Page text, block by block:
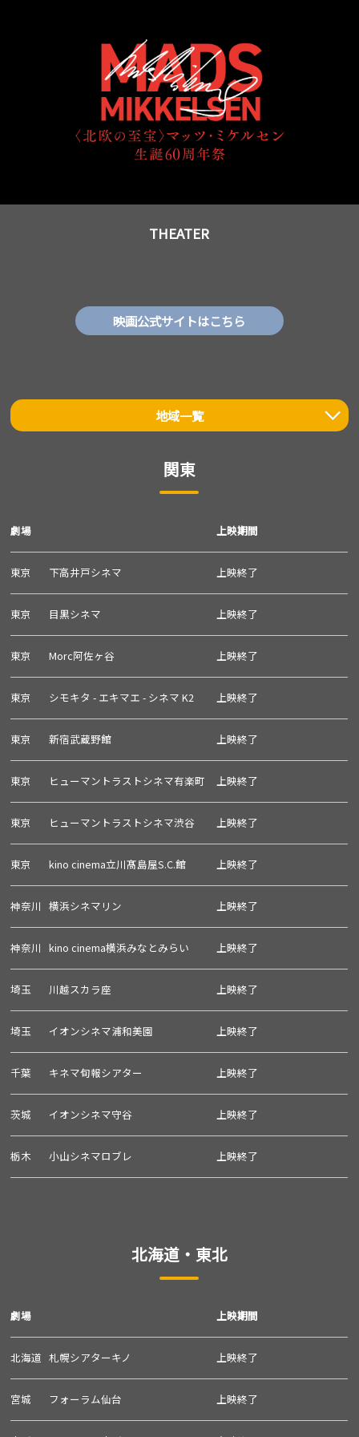
THEATER
映画公式サイトはこちら
地域一覧
北海道・東北
九州・沖縄
関東
劇場 上映期間
東京 下高井戸シネマ 上映終了
東京 目黒シネマ 上映終了
東京 Morc阿佐ヶ谷 上映終了
東京 シモキタ - エキマエ - シネマ K2 上映終了
東京 新宿武蔵野館 上映終了
東京 ヒューマントラストシネマ有楽町 上映終了
東京 ヒューマントラストシネマ渋谷 上映終了
東京 kino cinema立川髙島屋S.C.館 上映終了
神奈川 横浜シネマリン 上映終了
神奈川 kino cinema横浜みなとみらい 上映終了
埼玉 川越スカラ座 上映終了
埼玉 イオンシネマ浦和美園 上映終了
千葉 キネマ旬報シアター 上映終了
茨城 イオンシネマ守谷 上映終了
栃木 小山シネマロブレ 上映終了
北海道・東北
劇場 上映期間
北海道 札幌シアターキノ 上映終了
宮城 フォーラム仙台 上映終了